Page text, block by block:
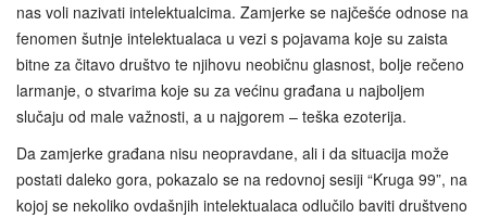
nas voli nazivati intelektualcima. Zamjerke se najčešće odnose na
fenomen šutnje intelektualaca u vezi s pojavama koje su zaista
bitne za čitavo društvo te njihovu neobičnu glasnost, bolje rečeno
larmanje, o stvarima koje su za većinu građana u najboljem
slučaju od male važnosti, a u najgorem – teška ezoterija.
Da zamjerke građana nisu neopravdane, ali i da situacija može
postati daleko gora, pokazalo se na redovnoj sesiji “Kruga 99”, na
kojoj se nekoliko ovdašnjih intelektualaca odlučilo baviti društveno